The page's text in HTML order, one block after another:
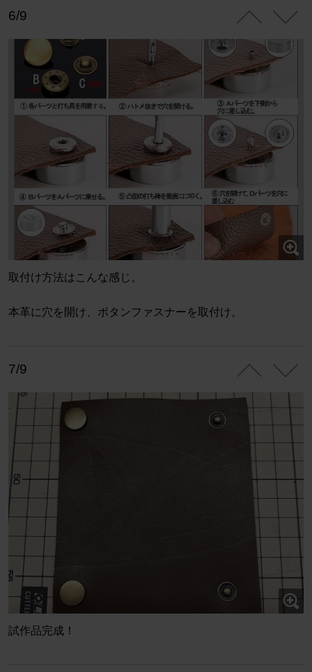
6/9
取付け方法はこんな感じ。
本革に穴を開け、ボタンファスナーを取付け。
7/9
試作品完成！